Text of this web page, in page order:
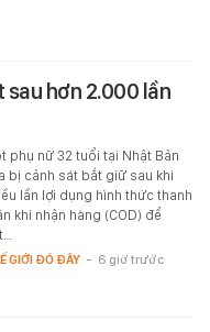
sau hơn 2.000 lần
phụ nữ 32 tuổi tại Nhật Bản
bị cảnh sát bắt giữ sau khi
lần lợi dụng hình thức thanh
khi nhận hàng (COD) để
GIỚI ĐÓ ĐÂY - 6 giờ trước